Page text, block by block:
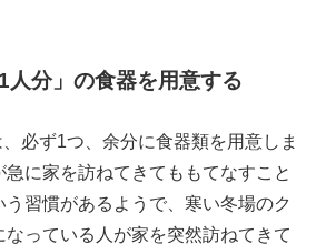
分」の食器を用意する
必ず1つ、余分に食器類を用意しま
に家を訪ねてきてももてなすこと
習慣があるようで、寒い冬場のク
なっている人が家を突然訪ねてきて